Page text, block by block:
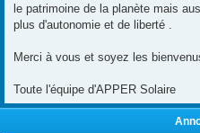
le patrimoine de la planète mais
plus d'autonomie et de liberté .
Merci à vous et soyez les
Toute l'équipe d'APPER Solaire